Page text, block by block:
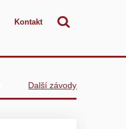
Kontakt
Další závody